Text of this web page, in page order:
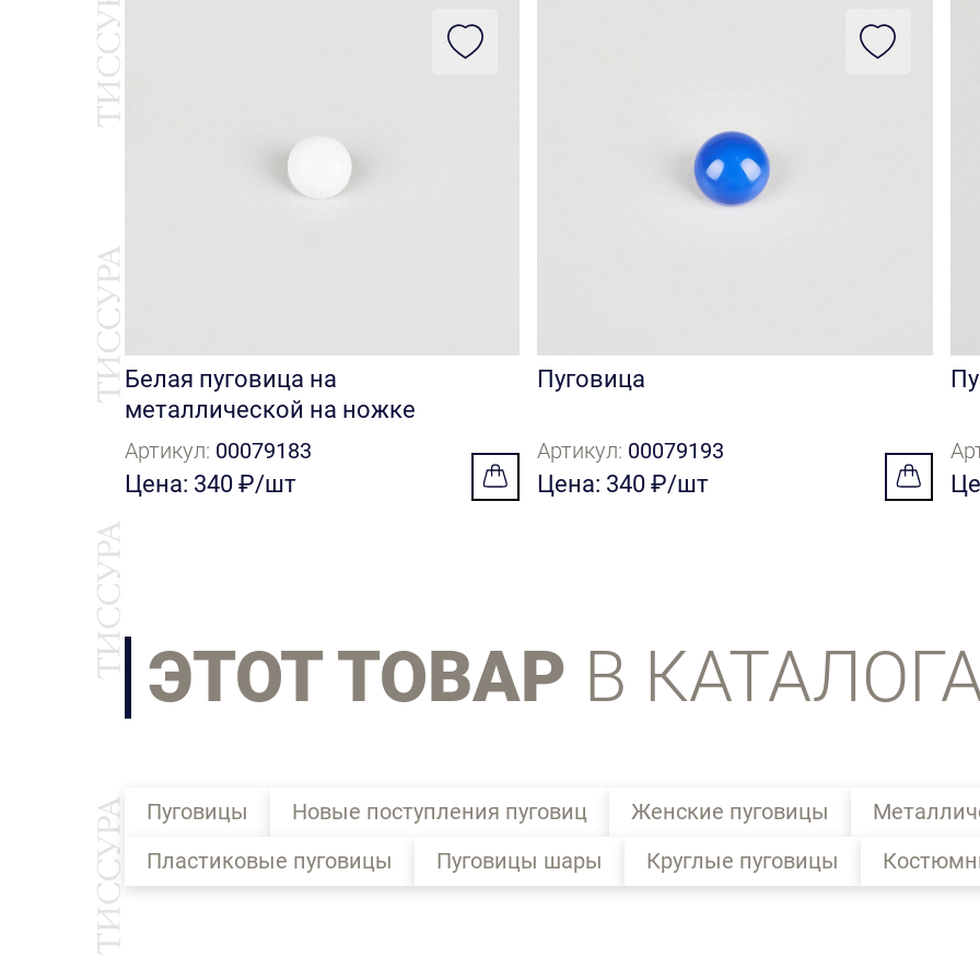
Белая пуговица на
металлической на ножке
Артикул: 00079183
Цена: 340 ₽/шт
Пуговица
Артикул: 00079193
Цена: 340 ₽/шт
ЭТОТ ТОВАР В
Пуговицы Новые поступления пуговиц Женские пуговицы
Пластиковые пуговицы
Пуговицы шары Круглые пуговицы